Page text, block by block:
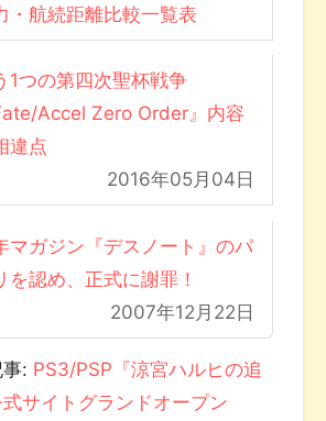
・航続距離比較一覧表
1つの第四次聖杯戦争
Accel Zero Order』内容
違点
2016年05月04日
マガジン『デスノート』のパ
を認め、正式に謝罪！
2007年12月22日
: PS3/PSP『涼宮ハルヒの追
サイトグランドオープン